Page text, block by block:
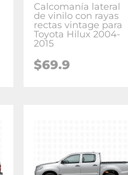
Calcomanía lateral
de vinilo con rayas
rectas vintage para
Toyota Hilux 2004-
2015
$69.9